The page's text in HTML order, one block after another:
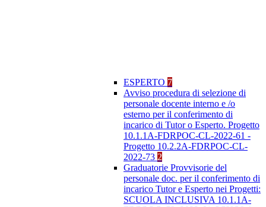
ESPERTO 7
Avviso procedura di selezione di
personale docente interno e /o
esterno per il conferimento di
incarico di Tutor o Esperto. Progetto
10.1.1A-FDRPOC-CL-2022-61 -
Progetto 10.2.2A-FDRPOC-CL-
2022-73 2
Graduatorie Provvisorie del
personale doc. per il conferimento di
incarico Tutor e Esperto nei Progetti:
SCUOLA INCLUSIVA 10.1.1A-